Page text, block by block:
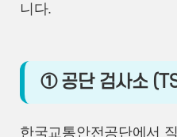
니다.
① 공단 검사소
한국교통안전공단에서